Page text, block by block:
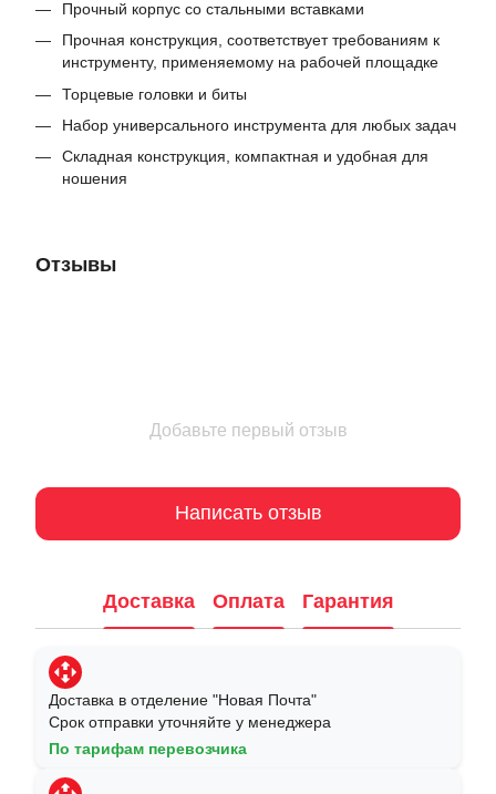
Прочный корпус со стальными вставками
Прочная конструкция, соответствует требованиям к
инструменту, применяемому на рабочей площадке
Торцевые головки и биты
Набор универсального инструмента для любых задач
Складная конструкция, компактная и удобная для
ношения
Отзывы
Добавьте первый отзыв
Написать отзыв
Доставка Оплата Гарантия
Доставка в отделение "Новая Почта"
Срок отправки уточняйте у менеджера
По тарифам перевозчика